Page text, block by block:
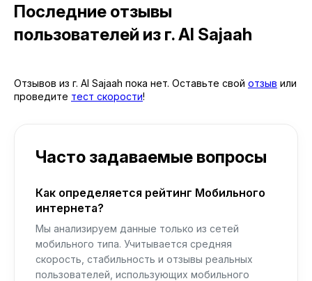
Последние отзывы
пользователей из г. Al Sajaah
Отзывов из г. Al Sajaah пока нет. Оставьте свой отзыв или
проведите тест скорости!
Часто задаваемые вопросы
Как определяется рейтинг Мобильного
интернета?
Мы анализируем данные только из сетей
мобильного типа. Учитывается средняя
скорость, стабильность и отзывы реальных
пользователей, использующих мобильного